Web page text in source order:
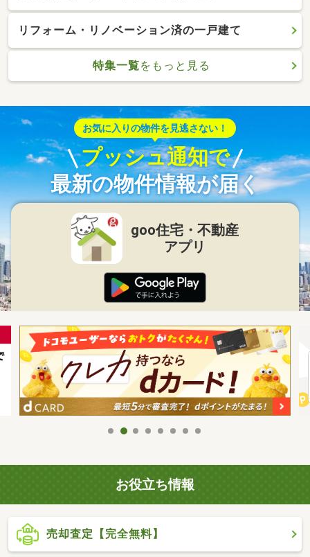
リフォーム・リノベーション済の一戸建て
特集一覧をもっと見る
お気に入りの物件を見逃さない！
プッシュ通知で
最新の物件情報が届く
goo住宅・不動産
アプリ
お役立ち情報
売却査定【完全無料】